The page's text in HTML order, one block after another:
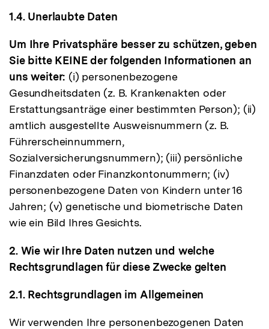
1.4. Unerlaubte Daten
Um Ihre Privatsphäre besser zu schützen, geben
Sie bitte KEINE der folgenden Informationen an
uns weiter: (i) personenbezogene
Gesundheitsdaten (z. B. Krankenakten oder
Erstattungsanträge einer bestimmten Person); (ii)
amtlich ausgestellte Ausweisnummern (z. B.
Führerscheinnummern,
Sozialversicherungsnummern); (iii) persönliche
Finanzdaten oder Finanzkontonummern; (iv)
personenbezogene Daten von Kindern unter 16
Jahren; (v) genetische und biometrische Daten
wie ein Bild Ihres Gesichts.
2. Wie wir Ihre Daten nutzen und welche
Rechtsgrundlagen für diese Zwecke gelten
2.1. Rechtsgrundlagen im Allgemeinen
Wir verwenden Ihre personenbezogenen Daten